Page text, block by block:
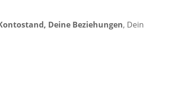
Deine Beziehungen, Dein